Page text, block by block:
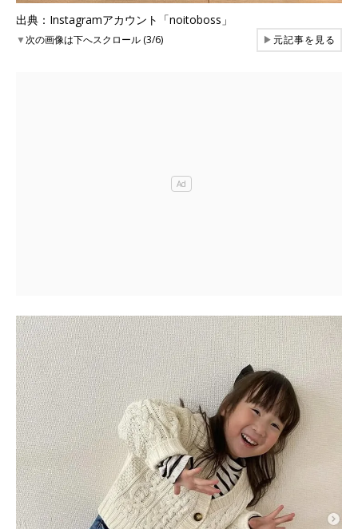
出典：Instagramアカウント「noitoboss」
▼次の画像は下へスクロール (3/6) ▶元記事を見る